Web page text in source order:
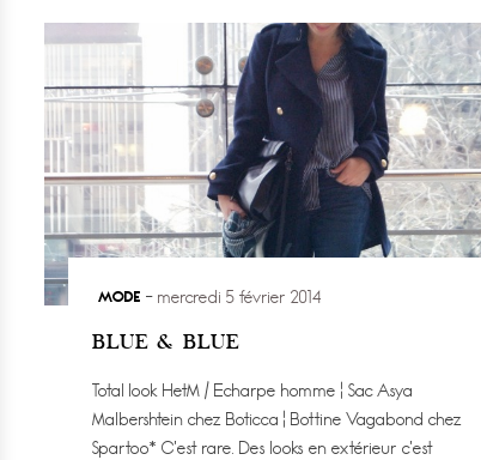
MODE mercredi 5 février 2014
BLUE & BLUE
Total look HetM / Echarpe homme ¦ Sac Asya
Malbershtein chez Boticca ¦ Bottine Vagabond chez
Spartoo* C’est rare. Des looks en extérieur c’est